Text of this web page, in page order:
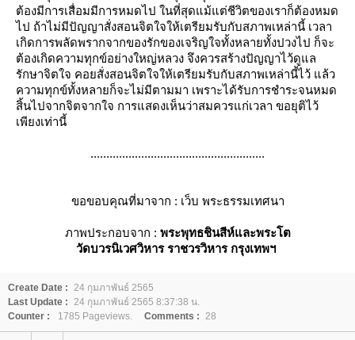
ต้องมีการเสื่อมมีการหมดไป ในที่สุดแม้แต่ชีวิตของเราก็ต้องหมด
ไป ถ้าไม่มีปัญญาสั่งสอนจิตใจให้เตรียมรับกับสภาพเหล่านี้ เวลา
เกิดการพลัดพรากจากของรักของเจริญใจทั้งหลายทั้งปวงไป ก็จะ
ต้องเกิดความทุกข์อย่างใหญ่หลวง จึงควรสร้างปัญญาไว้ดูแล
รักษาจิตใจ คอยสั่งสอนจิตใจให้เตรียมรับกับสภาพเหล่านี้ไว้ แล้ว
ความทุกข์ทั้งหลายก็จะไม่มีตามมา เพราะได้รับการชำระจนหมด
สิ้นไปจากจิตจากใจ การแสดงเห็นว่าสมควรแก่เวลา ขอยุติไว้
เพียงเท่านี้
.......................................................
ขอขอบคุณที่มาจาก : เว็บ พระธรรมเทศนา
ภาพประกอบจาก : พระพุทธชินสีห์และพระโต
วัดบวรนิเวศวิหาร ราชวรวิหาร กรุงเทพฯ
Create Date : 24 กุมภาพันธ์ 2565
Last Update : 24 กุมภาพันธ์ 2565 8:37:38 น.
Counter :
1785 Pageviews. Comments : 28